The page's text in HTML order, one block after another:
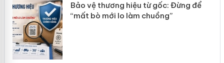
Bảo vệ thương hiệu từ gốc: Đừng để
“mất bò mới lo làm chuồng”